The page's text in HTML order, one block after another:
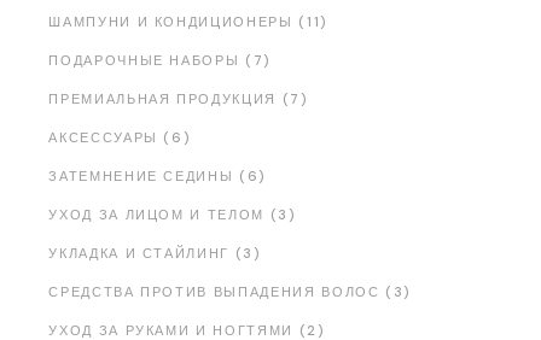
ШАМПУНИ И КОНДИЦИОНЕРЫ (11)
ПОДАРОЧНЫЕ НАБОРЫ (7)
ПРЕМИАЛЬНАЯ ПРОДУКЦИЯ (7)
АКСЕССУАРЫ (6)
ЗАТЕМНЕНИЕ СЕДИНЫ (6)
УХОД ЗА ЛИЦОМ И ТЕЛОМ (3)
УКЛАДКА И СТАЙЛИНГ (3)
СРЕДСТВА ПРОТИВ ВЫПАДЕНИЯ ВОЛОС (3)
УХОД ЗА РУКАМИ И НОГТЯМИ (2)